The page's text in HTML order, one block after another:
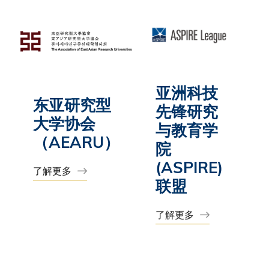
东亚研究型
大学协会
（AEARU）
了解更多
亚洲科技
先锋研究
与教育学
院
(ASPIRE)
联盟
了解更多